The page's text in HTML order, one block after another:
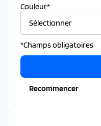
Couleur*
*Champs obligatoires
Recommencer